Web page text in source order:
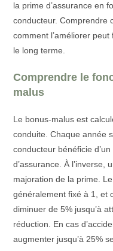
la prime d’assurance en
conducteur. Comprendre
comment l’améliorer
le long terme.
Comprendre le
malus
Le bonus-malus est
conduite. Chaque année
conducteur bénéficie
d’assurance. À l’inverse,
majoration de la prime.
généralement fixé à 1, et
diminuer de 5% jusqu’à
réduction. En cas
augmenter jusqu’à 25%